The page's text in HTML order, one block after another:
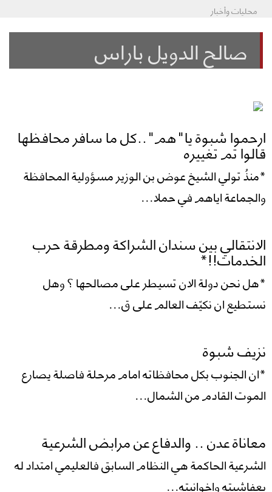
محليات وأخبار
صالح الدويل باراس
ارحموا شبوة يا"هم"..كل ما سافر محافظها
قالوا تم تغييره
*منذُ تولي الشيخ عوض بن الوزير مسؤولية المحافظة
والجماعة اياهم في حملا...
الانتقالي بين سندان الشراكة ومطرقة حرب
الخدمات!!*
*هل نحن دولة الان تسيطر على مصالحها ؟ وهل
نستطيع ان نكيّف العالم على ق...
نزيف شبوة
*ان الجنوب بكل محافظاته امام مرحلة فاصلة يصارع
الموت القادم من الشمال...
معاناة عدن .. والدفاع عن مرابض الشرعية
الشرعية الحاكمة هي النظام السابق فالعليمي امتداد له
بعفاشيته واخوانيته...